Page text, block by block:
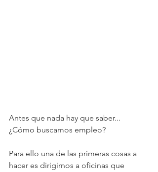
Antes que nada hay que saber...
¿Cómo buscamos empleo?
Para ello una de las primeras cosas a
hacer es dirigirnos a oficinas que